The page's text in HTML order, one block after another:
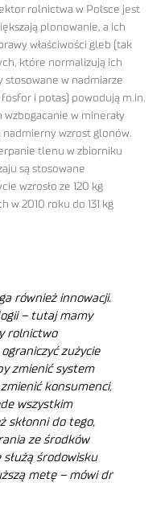
rolnictwa w Polsce jest
plonowanie, a ich
właściwości gleb (tak
które normalizują ich
stosowane w nadmiarze
i potas) powodują m.in.
w minerały
nadmierny wzrost glonów.
tlenu w zbiorniku
są stosowane
wzrosło ze 120 kg
w 2010 roku do 131 kg
również innowacji.
– tutaj mamy
rolnictwo
zużycie
zmienić system
konsumenci,
wszystkim
skłonni do tego,
ze środków
środowisku
metę –mówi dr